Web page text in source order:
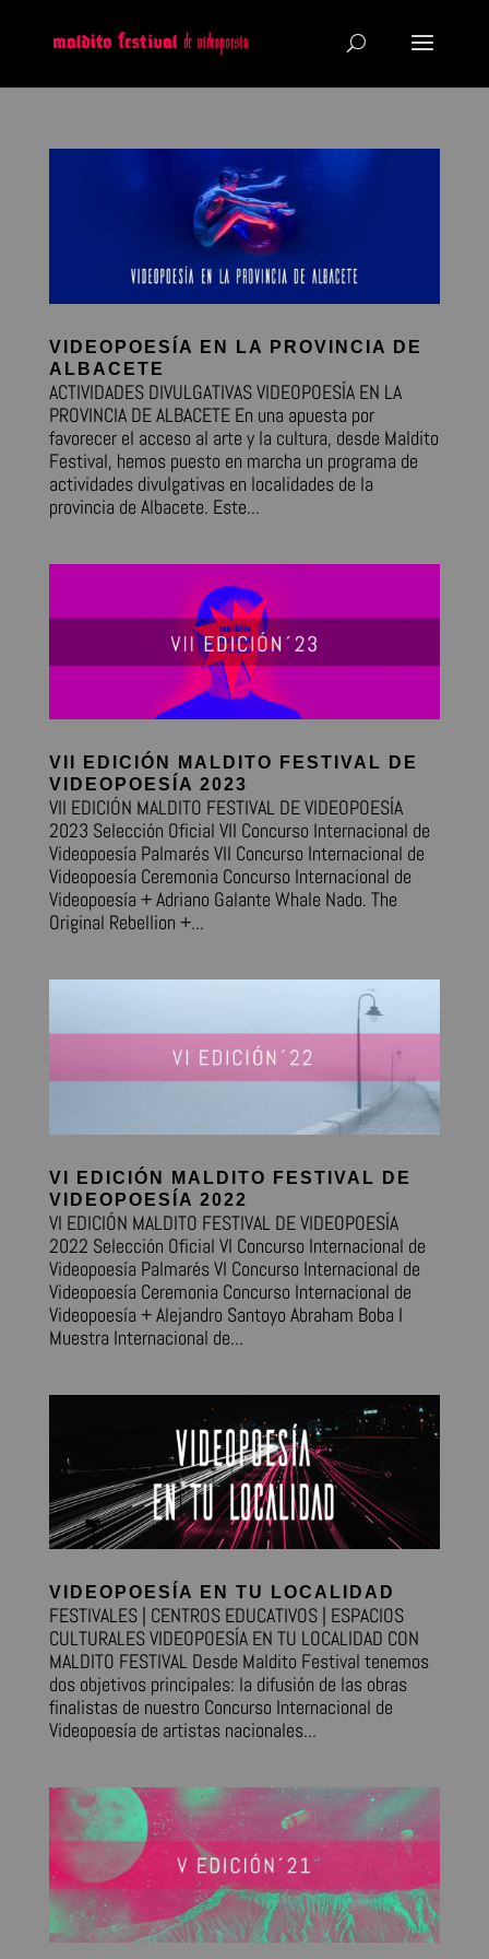
VIDEOPOESÍA EN LA PROVINCIA DE
ALBACETE
ACTIVIDADES DIVULGATIVAS VIDEOPOESÍA EN LA
PROVINCIA DE ALBACETE En una apuesta por
favorecer el acceso al arte y la cultura, desde Maldito
Festival, hemos puesto en marcha un programa de
actividades divulgativas en localidades de la
provincia de Albacete. Este...
VII EDICIÓN MALDITO FESTIVAL DE
VIDEOPOESÍA 2023
VII EDICIÓN MALDITO FESTIVAL DE VIDEOPOESÍA
2023 Selección Oficial VII Concurso Internacional de
Videopoesía Palmarés VII Concurso Internacional de
Videopoesía Ceremonia Concurso Internacional de
Videopoesía + Adriano Galante Whale Nado. The
Original Rebellion +...
VI EDICIÓN MALDITO FESTIVAL DE
VIDEOPOESÍA 2022
VI EDICIÓN MALDITO FESTIVAL DE VIDEOPOESÍA
2022 Selección Oficial VI Concurso Internacional de
Videopoesía Palmarés VI Concurso Internacional de
Videopoesía Ceremonia Concurso Internacional de
Videopoesía + Alejandro Santoyo Abraham Boba I
Muestra Internacional de...
VIDEOPOESÍA EN TU LOCALIDAD
FESTIVALES | CENTROS EDUCATIVOS | ESPACIOS
CULTURALES VIDEOPOESÍA EN TU LOCALIDAD CON
MALDITO FESTIVAL Desde Maldito Festival tenemos
dos objetivos principales: la difusión de las obras
finalistas de nuestro Concurso Internacional de
Videopoesía de artistas nacionales...